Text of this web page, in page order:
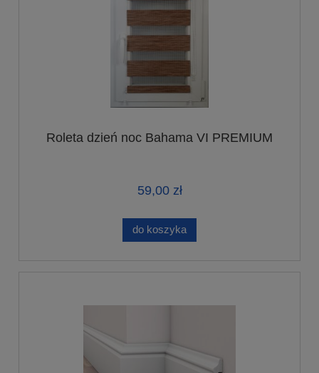
Roleta dzień noc Bahama VI PREMIUM
59,00 zł
do koszyka